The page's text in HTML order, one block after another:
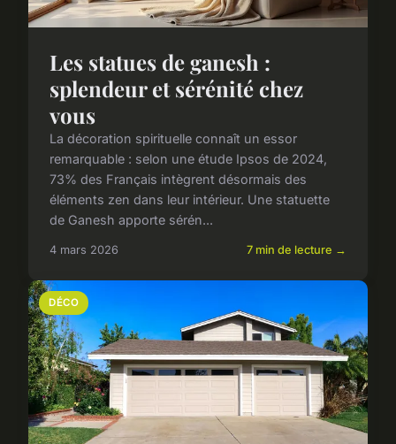
Les statues de ganesh :
splendeur et sérénité chez
vous
La décoration spirituelle connaît un essor
remarquable : selon une étude Ipsos de 2024,
73% des Français intègrent désormais des
éléments zen dans leur intérieur. Une statuette
de Ganesh apporte sérén...
4 mars 2026 7 min de lecture →
DÉCO